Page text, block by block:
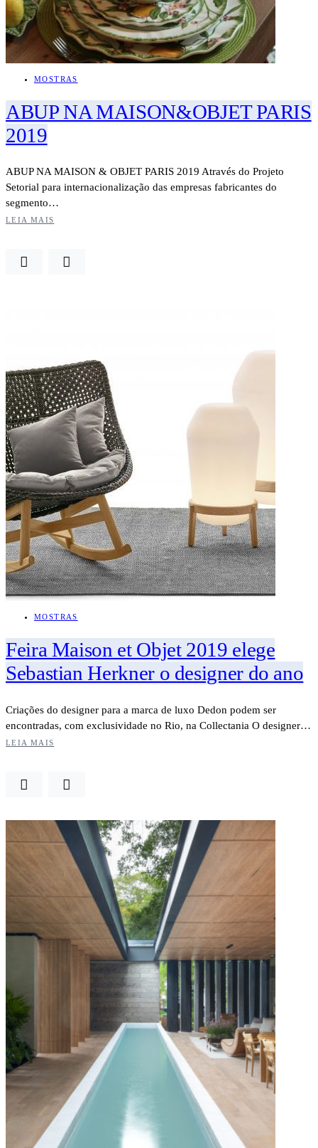
MOSTRAS
ABUP NA MAISON&OBJET PARIS
2019
ABUP NA MAISON & OBJET PARIS 2019 Através do Projeto
Setorial para internacionalização das empresas fabricantes do
segmento…
LEIA MAIS
MOSTRAS
Feira Maison et Objet 2019 elege
Sebastian Herkner o designer do ano
Criações do designer para a marca de luxo Dedon podem ser
encontradas, com exclusividade no Rio, na Collectania O designer…
LEIA MAIS